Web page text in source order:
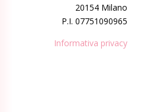
20154 Milano
P.I. 07751090965
Informativa privacy